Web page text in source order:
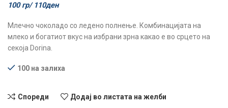
100 гр/ 110ден
Млечно чоколадо со ледено полнење. Комбинацијата на
млеко и богатиот вкус на избрани зрна какао е во срцето на
секоја Dorina.
100 на залиха
Спореди Додај во листата на желби